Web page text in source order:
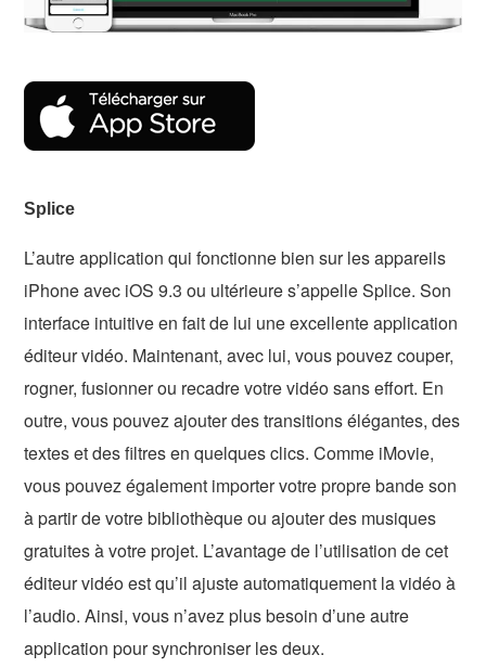
Splice
L’autre application qui fonctionne bien sur les appareils
iPhone avec iOS 9.3 ou ultérieure s’appelle Splice. Son
interface intuitive en fait de lui une excellente application
éditeur vidéo. Maintenant, avec lui, vous pouvez couper,
rogner, fusionner ou recadre votre vidéo sans effort. En
outre, vous pouvez ajouter des transitions élégantes, des
textes et des filtres en quelques clics. Comme iMovie,
vous pouvez également importer votre propre bande son
à partir de votre bibliothèque ou ajouter des musiques
gratuites à votre projet. L’avantage de l’utilisation de cet
éditeur vidéo est qu’il ajuste automatiquement la vidéo à
l’audio. Ainsi, vous n’avez plus besoin d’une autre
application pour synchroniser les deux.